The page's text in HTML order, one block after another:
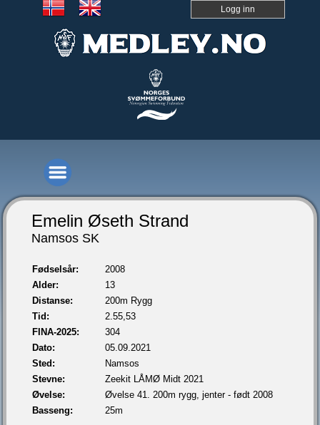
Logg inn
Emelin Øseth Strand
Namsos SK
Fødselsår:
2008
Alder:
13
Distanse:
200m Rygg
Tid:
2.55,53
FINA-2025:
304
Dato:
05.09.2021
Sted:
Namsos
Stevne:
Zeekit LÅMØ Midt 2021
Øvelse:
Øvelse 41. 200m rygg, jenter - født 2008
Basseng:
25m